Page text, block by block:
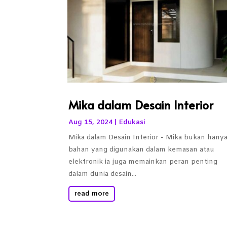
Mika dalam Desain Interior
Aug 15, 2024|
Edukasi
Mika dalam Desain Interior - Mika bukan hanya
bahan yang digunakan dalam kemasan atau
elektronik ia juga memainkan peran penting
dalam dunia desain...
read more